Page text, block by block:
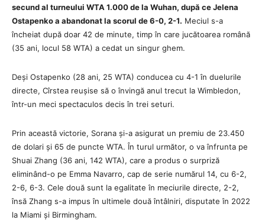
secund al turneului WTA 1.000 de la Wuhan, după ce Jelena
Ostapenko a abandonat la scorul de 6-0, 2-1. Meciul s-a
încheiat după doar 42 de minute, timp în care jucătoarea română
(35 ani, locul 58 WTA) a cedat un singur ghem.
Deși Ostapenko (28 ani, 25 WTA) conducea cu 4-1 în duelurile
directe, Cîrstea reușise să o învingă anul trecut la Wimbledon,
într-un meci spectaculos decis în trei seturi.
Prin această victorie, Sorana și-a asigurat un premiu de 23.450
de dolari și 65 de puncte WTA. În turul următor, o va înfrunta pe
Shuai Zhang (36 ani, 142 WTA), care a produs o surpriză
eliminând-o pe Emma Navarro, cap de serie numărul 14, cu 6-2,
2-6, 6-3. Cele două sunt la egalitate în meciurile directe, 2-2,
însă Zhang s-a impus în ultimele două întâlniri, disputate în 2022
la Miami și Birmingham.